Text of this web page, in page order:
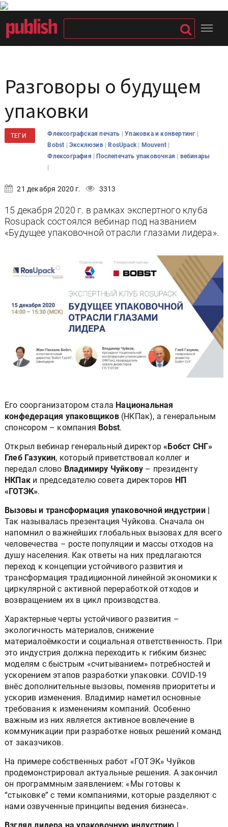
Разговоры о будущем
упаковки
ТЕГИ Флексографская печать |Упаковка и конвертинг |
Bobst | Эксклюзив |RosUpack | Mouvent |
Флексография |Послепечать упаковочная | вебинары
|
21 декабря 2020 г. 3313
15 декабря 2020 г. в рамках экспертного клуба
Rosupack состоялся вебинар под названием
«Будущее упаковочной отрасли глазами лидера».
Его соорганизатором стала Национальная
конфедерация упаковщиков(НКПак), а генеральным
спонсором – компания Bobst.
Открыл вебинар генеральный директор«Бобст СНГ»
Глеб Газукин, который приветствовал коллег и
передал слово Владимиру Чуйкову – президенту
НКПак и председателю совета директоров НП
«ГОТЭК».
Вызовы и трансформация упаковочной индустрии |
Так называлась презентация Чуйкова. Сначала он
напомнил о важнейших глобальных вызовах для всего
человечества – росте популяции и массы отходов на
душу населения. Как ответы на них предлагаются
переход к концепции устойчивого развития и
трансформация традиционной линейной экономики к
циркулярной с активной переработкой отходов и
возвращением их в цикл производства.
Характерные черты устойчивого развития –
экологичность материалов, снижение
материалоёмкости и социальная ответственность. При
это индустрия должна переходить к гибким бизнес
моделям с быстрым «считыванием» потребностей и
ускорением этапов разработки упаковки. COVID-19
внёс дополнительные вызовы, поменяв приоритеты и
ускорив изменения. Владимир наметил основные
требования к изменениям компаний. Особенно
важным из них является активное вовлечение в
коммуникации при разработке новых решений команд
от заказчиков.
На примере собственных работ «ГОТЭК» Чуйков
продемонстрировал актуальные решения. А закончил
он программным заявлением: «Мы готовы к
“стыковке” с теми компаниями, которые разделяют с
нами озвученные принципы ведения бизнеса».